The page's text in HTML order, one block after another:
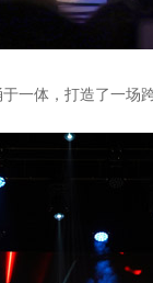
体，打造了一场跨